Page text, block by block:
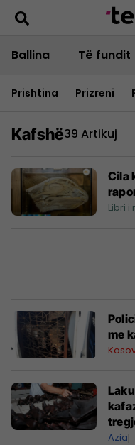
Ballina Të fundit
Prishtina Prizreni
Kafshë39 Artikuj
Cila
Libri
me
të
Azia